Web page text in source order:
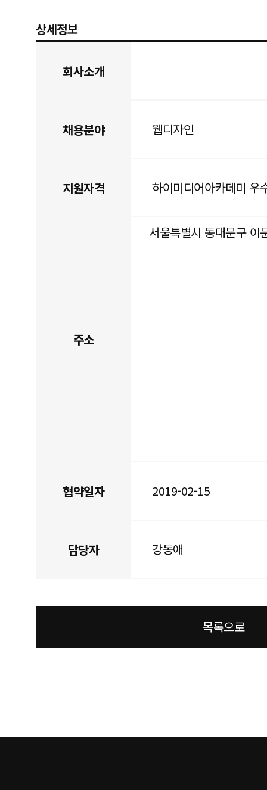
상세정보
회사소개
채용분야 웹디자인
지원자격 하이미디어아카데미 우
주소
서울특별시 동대문구 이
협약일자 2019-02-15
담당자 강동애
목록으로